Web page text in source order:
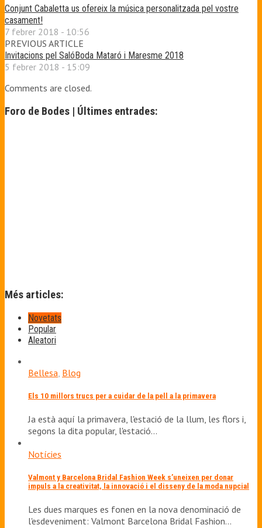
Conjunt Cabaletta us ofereix la música personalitzada pel vostre
casament!
7 febrer 2018 - 10:56
PREVIOUS ARTICLE
Invitacions pel SalóBoda Mataró i Maresme 2018
5 febrer 2018 - 15:09
Comments are closed.
Foro de Bodes | Últimes entrades:
Més articles:
Novetats
Popular
Aleatori
Bellesa Blog
Els 10 millors trucs per a cuidar de la pell a la primavera
Ja està aquí la primavera, l'estació de la llum, les flors i,
segons la dita popular, l'estació…
Notícies
Valmont y Barcelona Bridal Fashion Week s’uneixen per donar
impuls a la creativitat, la innovació i el disseny de la moda nupcial
Les dues marques es fonen en la nova denominació de
l'esdeveniment: Valmont Barcelona Bridal Fashion…